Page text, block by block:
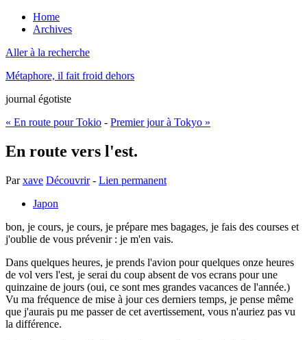
Home
Archives
Aller à la recherche
Métaphore, il fait froid dehors
journal égotiste
« En route pour Tokio - Premier jour à Tokyo »
En route vers l'est.
Parxave Découvrir- Lien permanent
Japon
bon, je cours, je cours, je prépare mes bagages, je fais des courses et
j'oublie de vous prévenir : je m'en vais.
Dans quelques heures, je prends l'avion pour quelques onze heures
de vol vers l'est, je serai du coup absent de vos ecrans pour une
quinzaine de jours (oui, ce sont mes grandes vacances de l'année.)
Vu ma fréquence de mise à jour ces derniers temps, je pense même
que j'aurais pu me passer de cet avertissement, vous n'auriez pas vu
la différence.